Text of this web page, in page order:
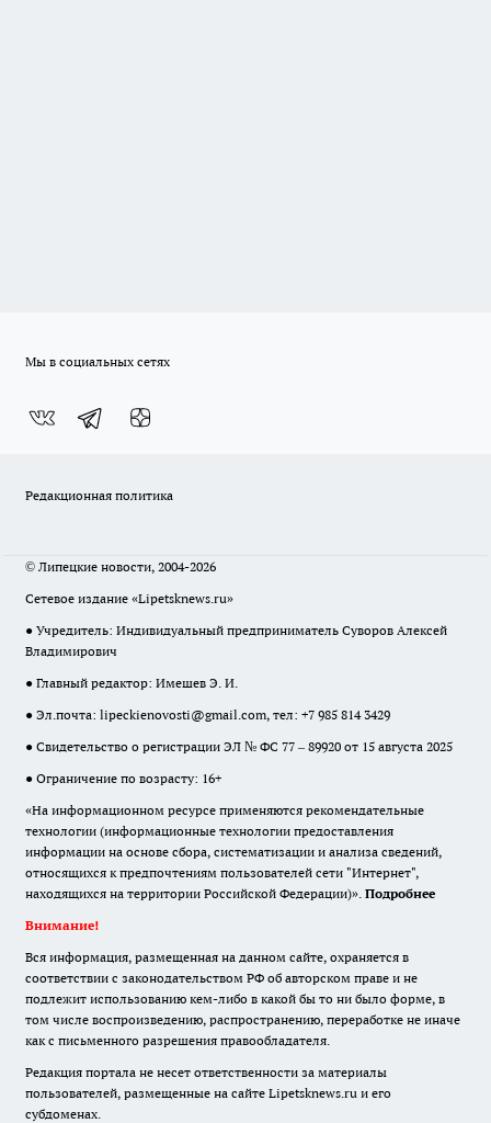
Мы в социальных сетях
Редакционная политика
© Липецкие новости, 2004-2026
Сетевое издание «Lipetsknews.ru»
● Учредитель: Индивидуальный предприниматель Суворов Алексей
Владимирович
● Главный редактор: Имешев Э. И.
● Эл.почта: lipeckienovosti@gmail.com, тел: +7 985 814 3429
● Свидетельство о регистрации ЭЛ № ФС 77 – 89920 от 15 августа 2025
● Ограничение по возрасту: 16+
«На информационном ресурсе применяются рекомендательные
технологии (информационные технологии предоставления
информации на основе сбора, систематизации и анализа сведений,
относящихся к предпочтениям пользователей сети "Интернет",
находящихся на территории Российской Федерации)». Подробнее
Внимание!
Вся информация, размещенная на данном сайте, охраняется в
соответствии с законодательством РФ об авторском праве и не
подлежит использованию кем-либо в какой бы то ни было форме, в
том числе воспроизведению, распространению, переработке не иначе
как с письменного разрешения правообладателя.
Редакция портала не несет ответственности за материалы
пользователей, размещенные на сайте Lipetsknews.ru и его
субдоменах.